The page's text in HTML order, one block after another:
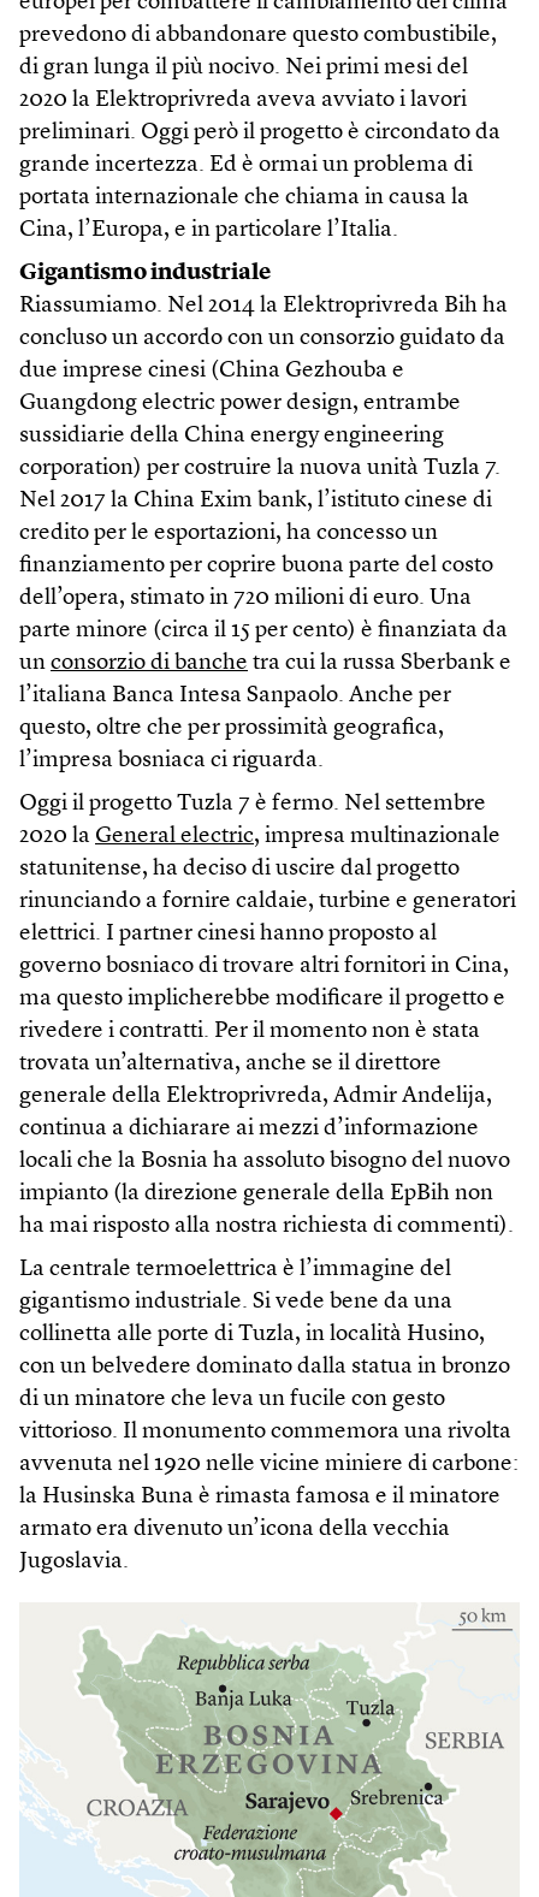
prevedono di abbandonare questo combustibile,
di gran lunga il più nocivo. Nei primi mesi del
2020 la Elektroprivreda aveva avviato i lavori
preliminari. Oggi però il progetto è circondato da
grande incertezza. Ed è ormai un problema di
portata internazionale che chiama in causa la
Cina, l’Europa, e in particolare l’Italia.
Gigantismo industriale
Riassumiamo. Nel 2014 la Elektroprivreda Bih ha
concluso un accordo con un consorzio guidato da
due imprese cinesi (China Gezhouba e
Guangdong electric power design, entrambe
sussidiarie della China energy engineering
corporation) per costruire la nuova unità Tuzla 7.
Nel 2017 la China Exim bank, l’istituto cinese di
credito per le esportazioni, ha concesso un
finanziamento per coprire buona parte del costo
dell’opera, stimato in 720 milioni di euro. Una
parte minore (circa il 15 per cento) è finanziata da
un consorzio di banche tra cui la russa Sberbank e
l’italiana Banca Intesa Sanpaolo. Anche per
questo, oltre che per prossimità geografica,
l’impresa bosniaca ci riguarda.
Oggi il progetto Tuzla 7 è fermo. Nel settembre
2020 la General electric, impresa multinazionale
statunitense, ha deciso di uscire dal progetto
rinunciando a fornire caldaie, turbine e generatori
elettrici. I partner cinesi hanno proposto al
governo bosniaco di trovare altri fornitori in Cina,
ma questo implicherebbe modificare il progetto e
rivedere i contratti. Per il momento non è stata
trovata un’alternativa, anche se il direttore
generale della Elektroprivreda, Admir Andelija,
continua a dichiarare ai mezzi d’informazione
locali che la Bosnia ha assoluto bisogno del nuovo
impianto (la direzione generale della EpBih non
ha mai risposto alla nostra richiesta di commenti).
La centrale termoelettrica è l’immagine del
gigantismo industriale. Si vede bene da una
collinetta alle porte di Tuzla, in località Husino,
con un belvedere dominato dalla statua in bronzo
di un minatore che leva un fucile con gesto
vittorioso. Il monumento commemora una rivolta
avvenuta nel 1920 nelle vicine miniere di carbone:
la Husinska Buna è rimasta famosa e il minatore
armato era divenuto un’icona della vecchia
Jugoslavia.